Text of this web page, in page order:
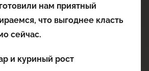
нам приятный
что выгоднее класть
сейчас.
и куриный рост